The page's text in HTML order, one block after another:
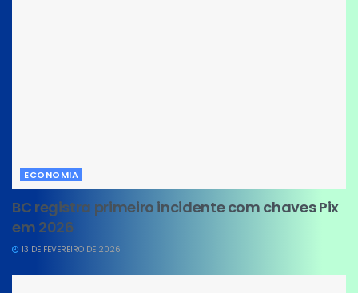
ECONOMIA
BC registra primeiro incidente com chaves Pix
em 2026
13 DE FEVEREIRO DE 2026